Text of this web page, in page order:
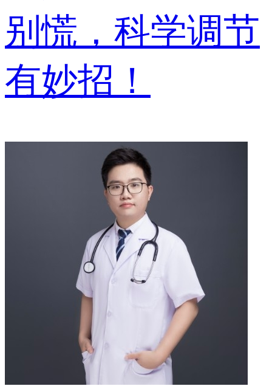
别慌，科学调节
有妙招！